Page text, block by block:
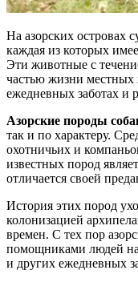
На азорских островах
каждая из которых
Эти животные с
частью жизни местных
ежедневных заботах и
Азорские породы
так и по характеру.
охотничьих и
известных пород
отличается своей
История этих пород
колонизацией
времен. С тех пор
помощниками людей на
и других ежедневных